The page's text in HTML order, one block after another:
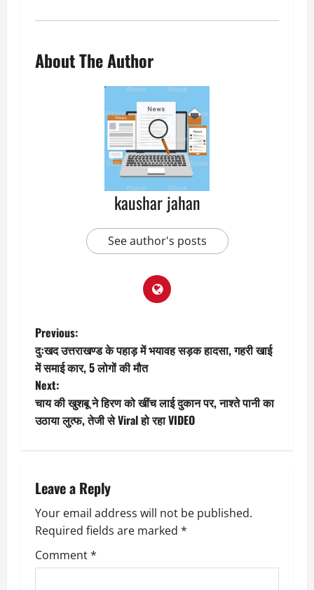
About The Author
kaushar jahan
See author's posts
P
o
s
t
a
v
i
g
Previous:
दुःखद उत्तराखण्ड के पहाड़ में भयावह सड़क हादसा, गहरी खाई
में समाई कार, 5 लोगों की मौत
Next:
चाय की खुशबू ने हिरण को खींच लाई दुकान पर, नाश्ते पानी का
उठाया लुत्फ, तेजी से Viral हो रहा VIDEO
Leave a Reply
Your email address will not be published.
Required fields are marked *
Comment*